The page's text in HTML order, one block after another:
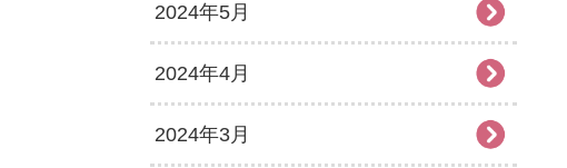
2024年5月
2024年4月
2024年3月